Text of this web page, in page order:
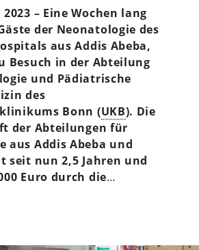
– Eine Wochen lang
der Neonatologie des
aus Addis Abeba,
Besuch in der Abteilung
und Pädiatrische
des
Bonn (UKB). Die
der Abteilungen für
aus Addis Abeba und
seit nun 2,5 Jahren und
Euro durch die…